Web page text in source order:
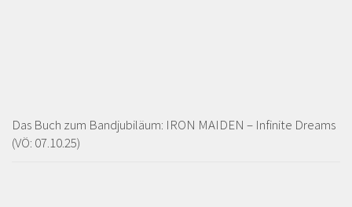
Das Buch zum Bandjubiläum: IRON MAIDEN – Infinite Dreams
(VÖ: 07.10.25)